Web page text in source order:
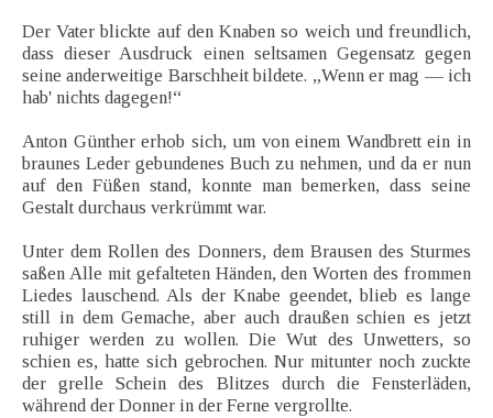
Der Vater blickte auf den Knaben so weich und freundlich,
dass dieser Ausdruck einen seltsamen Gegensatz gegen
seine anderweitige Barschheit bildete. „Wenn er mag — ich
hab' nichts dagegen!“
Anton Günther erhob sich, um von einem Wandbrett ein in
braunes Leder gebundenes Buch zu nehmen, und da er nun
auf den Füßen stand, konnte man bemerken, dass seine
Gestalt durchaus verkrümmt war.
Unter dem Rollen des Donners, dem Brausen des Sturmes
saßen Alle mit gefalteten Händen, den Worten des frommen
Liedes lauschend. Als der Knabe geendet, blieb es lange
still in dem Gemache, aber auch draußen schien es jetzt
ruhiger werden zu wollen. Die Wut des Unwetters, so
schien es, hatte sich gebrochen. Nur mitunter noch zuckte
der grelle Schein des Blitzes durch die Fensterläden,
während der Donner in der Ferne vergrollte.